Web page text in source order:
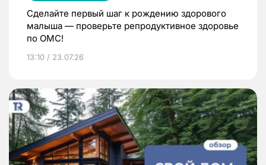
Сделайте первый шаг к рождению здорового
малыша — проверьте репродуктивное здоровье
по ОМС!
13:10 / 23.07.26